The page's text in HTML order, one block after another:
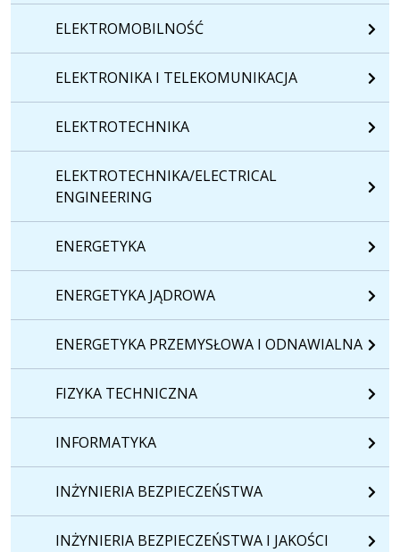
ELEKTROMOBILNOŚĆ
ELEKTRONIKA I TELEKOMUNIKACJA
ELEKTROTECHNIKA
ELEKTROTECHNIKA/ELECTRICAL
ENGINEERING
ENERGETYKA
ENERGETYKA JĄDROWA
ENERGETYKA PRZEMYSŁOWA I ODNAWIALNA
FIZYKA TECHNICZNA
INFORMATYKA
INŻYNIERIA BEZPIECZEŃSTWA
INŻYNIERIA BEZPIECZEŃSTWA I JAKOŚCI